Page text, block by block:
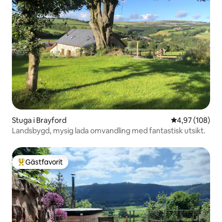
Stuga i Brayford 4,97 av 5 i
4,97 (108)
Landsbygd, mysig lada omvandling med fantastisk utsikt.
Populär gästfavorit
Gästfavorit